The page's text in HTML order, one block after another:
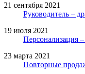
21 сентября 2021
Руководитель –
19 июля 2021
Персонализация –
23 марта 2021
Повторные